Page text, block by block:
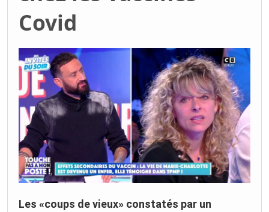
Covid
Les «coups de vieux» constatés par un